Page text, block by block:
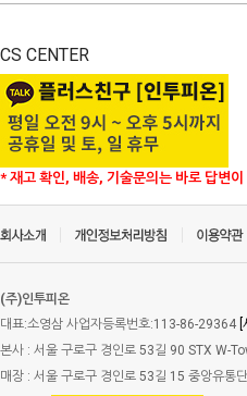
CS CENTER
* 재고 확인, 배송, 기술문의는 바로 답변
(주)인투피온
대표:소영삼 사업자등록번호:113-86-29364
본사 : 서울 구로구 경인로 53길 90 STX W-
매장 : 서울 구로구 경인로 53길 15 중앙유통